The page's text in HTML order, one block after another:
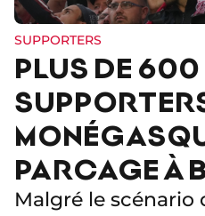
SUPPORTERS
PLUS DE 600
PARCAGE À
Malgré le scénario